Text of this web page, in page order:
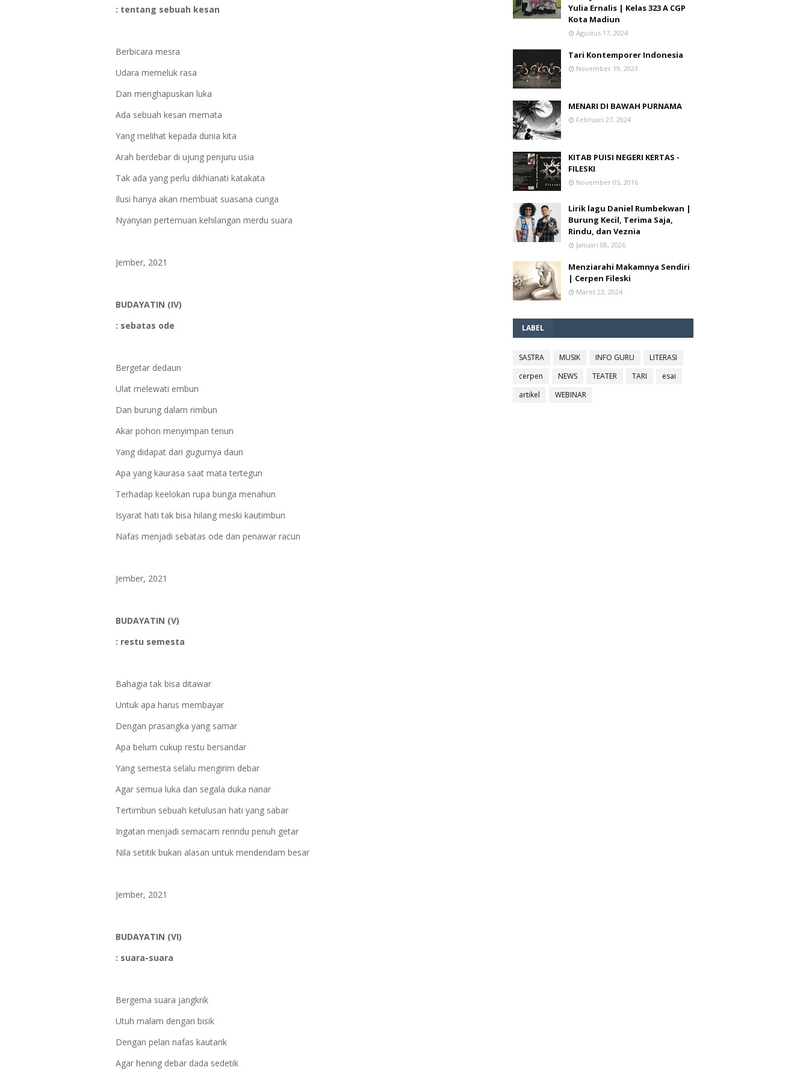
: tentang sebuah kesan
Berbicara mesra
Udara memeluk rasa
Dan menghapuskan luka
Ada sebuah kesan memata
Yang melihat kepada dunia kita
Arah berdebar di ujung penjuru usia
Tak ada yang perlu dikhianati katakata
Ilusi hanya akan membuat suasana curiga
Nyanyian pertemuan kehilangan merdu suara
Jember, 2021
BUDAYATIN (IV)
: sebatas ode
Bergetar dedaun
Ulat melewati embun
Dan burung dalam rimbun
Akar pohon menyimpan tenun
Yang didapat dari gugurnya daun
Apa yang kaurasa saat mata tertegun
Terhadap keelokan rupa bunga menahun
Isyarat hati tak bisa hilang meski kautimbun
Nafas menjadi sebatas ode dan penawar racun
Jember, 2021
BUDAYATIN (V)
: restu semesta
Bahagia tak bisa ditawar
Untuk apa harus membayar
Dengan prasangka yang samar
Apa belum cukup restu bersandar
Yang semesta selalu mengirim debar
Agar semua luka dan segala duka nanar
Tertimbun sebuah ketulusan hati yang sabar
Ingatan menjadi semacam rerindu penuh getar
Nila setitik bukan alasan untuk mendendam besar
Jember, 2021
BUDAYATIN (VI)
: suara-suara
Bergema suara jangkrik
Utuh malam dengan bisik
Dengan pelan nafas kautarik
Agar hening debar dada sedetik
Yulia Ernalis | Kelas 323 A CGP
Kota Madiun
Agustus 17, 2024
Tari Kontemporer Indonesia
November 19, 2023
MENARI DI BAWAH PURNAMA
Februari 27, 2024
KITAB PUISI NEGERI KERTAS -
FILESKI
November 05, 2016
Lirik lagu Daniel Rumbekwan |
Burung Kecil, Terima Saja,
Rindu, dan Veznia
Januari 08, 2026
Menziarahi Makamnya Sendiri
| Cerpen Fileski
Maret 23, 2024
LABEL
SASTRA MUSIK INFO GURU
LITERASI
cerpen
NEWS TEATER TARI
esai
artikel
WEBINAR